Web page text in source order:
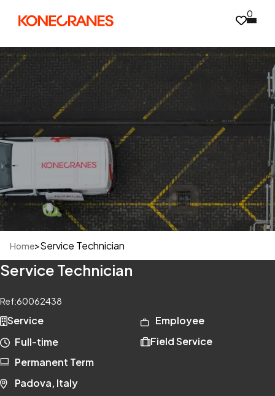
0
Home>Service Technician
Service Technician
Ref:60062438
Service
Employee
Full-time
Field Service
Permanent Term
Padova, Italy